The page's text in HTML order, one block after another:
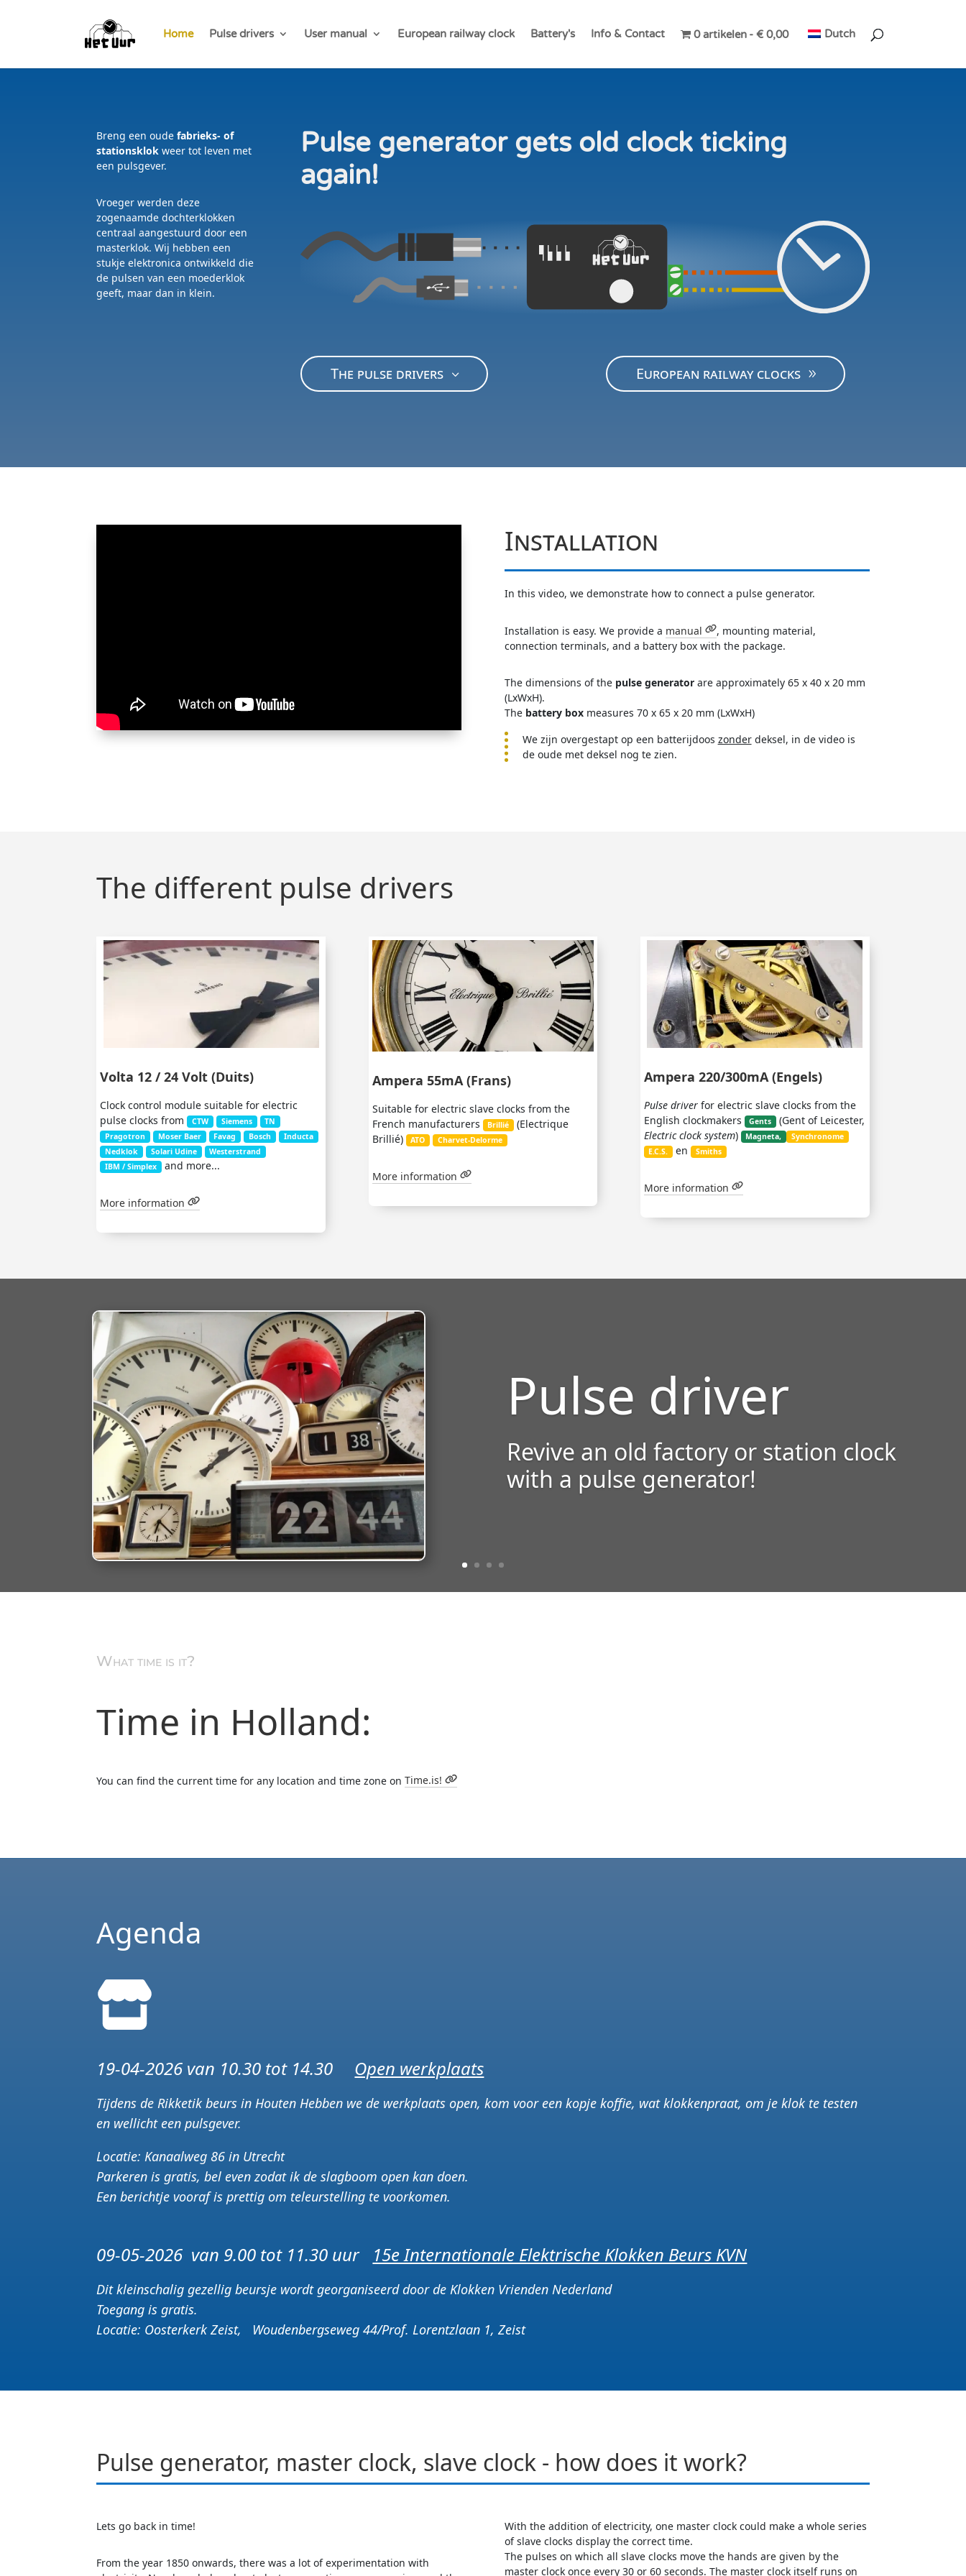
Home Pulse drivers User manual European railway clock Battery's Info & Contact 0 artikelen € 0,00 Dutch
Breng een oudefabrieks- of
stationsklok weer tot leven met
een pulsgever.
Vroeger werden deze
zogenaamde dochterklokken
centraal aangestuurd door een
masterklok. Wij hebben een
stukje elektronica ontwikkeld die
de pulsen van een moederklok
geeft, maar dan in klein.
Pulse generator gets old clock ticking
again!
The pulse drivers European railway clocks
Installation
In this video, we demonstrate how to connect a pulse generator.
Installation is easy. We provide a manual
, mounting material,
connection terminals, and a battery box with the package.
The dimensions of the pulse generatorare approximately 65 x 40 x 20 mm
(LxWxH).
The battery boxmeasures 70 x 65 x 20 mm (LxWxH)
We zijn overgestapt op een batterijdoos zonderdeksel, in de video is
de oude met deksel nog te zien.
The different pulse drivers
Volta 12 / 24 Volt (Duits)
Clock control module suitable for electric
pulse clocks from CTW Siemens
TN
Pragotron
Moser Baer Favag Bosch
Inducta
Nedklok
Solari Udine
Westerstrand
IBM / Simplex
and more...
More information
Ampera 55mA (Frans)
Suitable for electric slave clocks from the
French manufacturers
Brillié
(Electrique
Brillié)
ATO Charvet-Delorme
More information
Ampera 220/300mA (Engels)
Pulse driverfor electric slave clocks from the
English clockmakers
Gents
(Gent of Leicester,
Electric clock system) Magneta,
Synchronome
E.C.S.
en Smiths
More information
Pulse driver
Revive an old factory or station clock
with a pulse generator!
What time is it?
Time in Holland:
You can find the current time for any location and time zone onTime.is!
Agenda
19-04-2026 van 10.30 tot 14.30 Open werkplaats
Tijdens de Rikketik beurs in Houten Hebben we de werkplaats open, kom voor een kopje koffie, wat klokkenpraat, om je klok te testen
en wellicht een pulsgever.
Locatie: Kanaalweg 86 in Utrecht
Parkeren is gratis, bel even zodat ik de slagboom open kan doen.
Een berichtje vooraf is prettig om teleurstelling te voorkomen.
09-05-2026 van 9.00 tot 11.30 uur 15e Internationale Elektrische Klokken Beurs KVN
Dit kleinschalig gezellig beursje wordt georganiseerd door de Klokken Vrienden Nederland
Toegang is gratis.
Locatie: Oosterkerk Zeist, Woudenbergseweg 44/Prof. Lorentzlaan 1, Zeist
Pulse generator, master clock, slave clock - how does it work?
Lets go back in time!
From the year 1850 onwards, there was a lot of experimentation with
With the addition of electricity, one master clock could make a whole series
of slave clocks display the correct time.
The pulses on which all slave clocks move the hands are given by the
master clock once every 30 or 60 seconds. The master clock itself runs on